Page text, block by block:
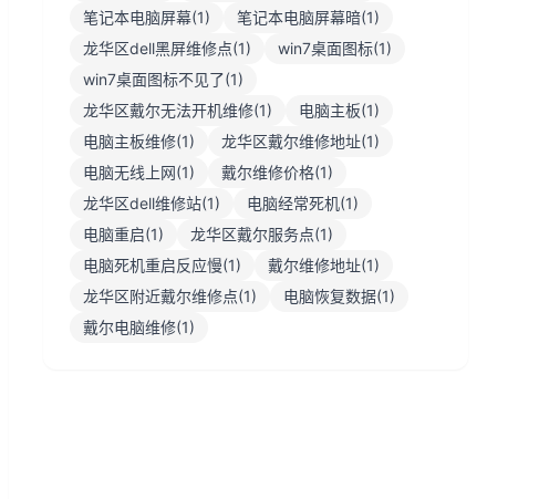
笔记本电脑屏幕(1)
笔记本电脑屏幕暗(1)
龙华区dell黑屏维修点(1)
win7桌面图标(1)
win7桌面图标不见了(1)
龙华区戴尔无法开机维修(1)
电脑主板(1)
电脑主板维修(1)
龙华区戴尔维修地址(1)
电脑无线上网(1)
戴尔维修价格(1)
龙华区dell维修站(1)
电脑经常死机(1)
电脑重启(1)
龙华区戴尔服务点(1)
电脑死机重启反应慢(1)
戴尔维修地址(1)
龙华区附近戴尔维修点(1)
电脑恢复数据(1)
戴尔电脑维修(1)